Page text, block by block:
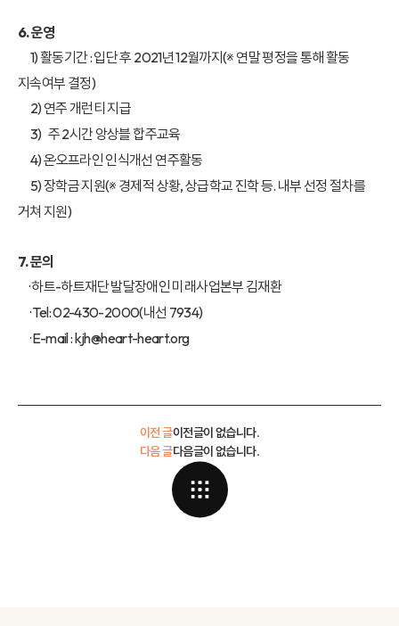
6. 운영
1) 활동기간 : 입단 후 2021년 12월까지(※ 연말 평정을 통해 활동
지속여부 결정)
2) 연주 개런티 지급
3) 주 2시간 앙상블 합주교육
4) 온·오프라인 인식개선 연주활동
5) 장학금 지원(※ 경제적 상황, 상급학교 진학 등. 내부 선정 절차를
거쳐 지원)
7. 문의
· 하트-하트재단 발달장애인 미래사업본부 김재환
· Tel: 02-430-2000(내선 7934)
· E-mail : kjh@heart-heart.org
이전 글이전글이 없습니다.
다음글이 없습니다.
다음 글